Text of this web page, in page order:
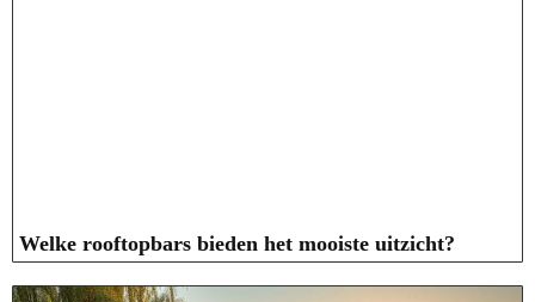
Welke rooftopbars bieden het mooiste uitzicht?